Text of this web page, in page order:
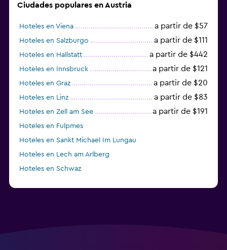
Ciudades populares en Austria
Hoteles en Viena a partir de $57
Hoteles en Salzburgo a partir de $111
Hoteles en Hallstatt a partir de $442
Hoteles en Innsbruck a partir de $121
Hoteles en Graz a partir de $20
Hoteles en Linz a partir de $83
Hoteles en Zell am See a partir de $191
Hoteles en Fulpmes
Hoteles en Sankt Michael Im Lungau
Hoteles en Lech am Arlberg
Hoteles en Schwaz